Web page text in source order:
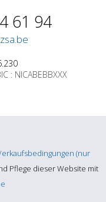
61 94
: NICABEBBXXX
(nur
Pflege dieser Website mit